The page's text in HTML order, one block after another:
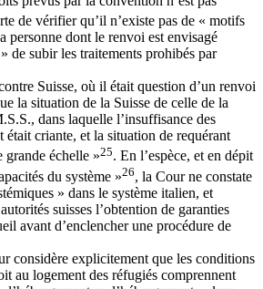
de vérifier qu’il n’existe pas de « motifs
personne dont le renvoi est envisagé
de subir les traitements prohibés par
Suisse, où il était question d’un renvoi
la situation de la Suisse de celle de la
dans laquelle l’insuffisance des
était criante, et la situation de requérant
grande échelle »25. En l’espèce, et en dépit
du système »26, la Cour ne constate
» dans le système italien, et
suisses l’obtention de garanties
avant d’enclencher une procédure de
considère explicitement que les conditions
au logement des réfugiés comprennent